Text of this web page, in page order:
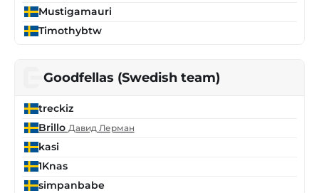
Mustigamauri
Timothybtw
Goodfellas (Swedish team)
treckiz
Brillo Давид Лерман
kasi
1Knas
simpanbabe